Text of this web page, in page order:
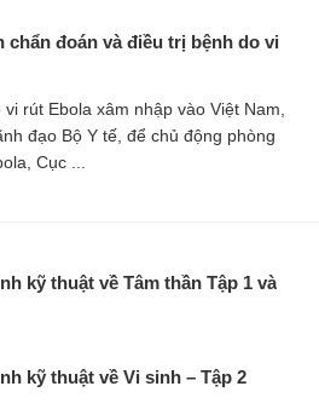
gan vi rút B. Quyết định này
chẩn đoán và điều trị bệnh do vi
rút Ebola xâm nhập vào Việt Nam,
đạo Bộ Y tế, để chủ động phòng
Cục ...
thuật về Tâm thần Tập 1 và
kỹ thuật về Vi sinh – Tập 2